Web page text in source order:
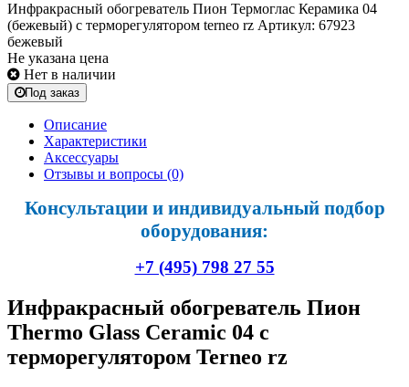
Инфракрасный обогреватель Пион Термоглас Керамика 04
(бежевый) с терморегулятором terneo rz Артикул: 67923
бежевый
Не указана цена
Нет в наличии
Под заказ
Описание
Характеристики
Аксессуары
Отзывы и вопросы (0)
Консультации и индивидуальный подбор
оборудования:
+7 (495) 798 27 55
Инфракрасный обогреватель Пион
Thermo Glass Ceramic 04 с
терморегулятором Terneo rz